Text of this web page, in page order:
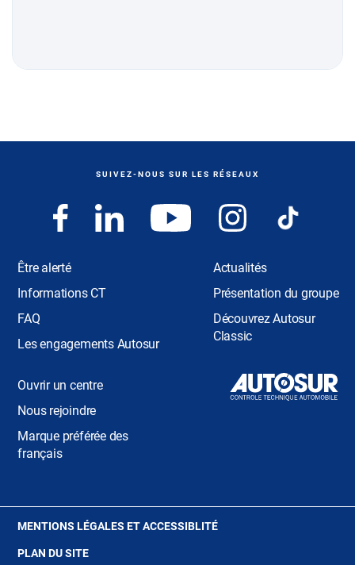
SUIVEZ-NOUS SUR LES RÉSEAUX
Être alerté
Informations CT
FAQ
Les engagements Autosur
Actualités
Présentation du groupe
Découvrez Autosur
Classic
Ouvrir un centre
Nous rejoindre
Marque préférée des
français
MENTIONS LÉGALES ET ACCESSIBLITÉ(OUVRE
PLAN DU SITE